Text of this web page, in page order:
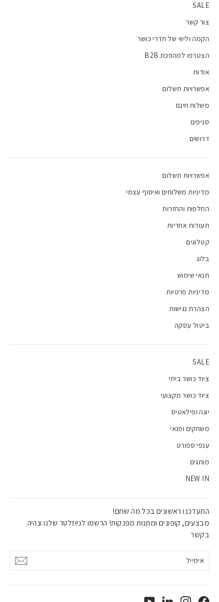
SALE
צור קשר
הקמה וליווי של חדרי כושר
הצטרפו למהפכת B2B
אודות
אפשרויות תשלום
משלוח חינם
סניפים
דרושים
אפשרויות תשלום
מדיניות משלוחים ואיסוף עצמי
החלפות והחזרות
תעודות אחריות
קטלוגים
בלוג
תנאי שימוש
מדיניות פרטיות
הצהרת נגישות
ביטול עסקה
SALE
ציוד כושר ביתי
ציוד כושר מקצועי
יוגה ופילאטיס
משחקים ופנאי
ענפי ספורט
מותגים
NEW IN
התעדכנו ראשונים בכל מה שחם!
מבצעים, קופונים ומתנות מפנקות! הרשמו לניוזלטר שלנו ונהיה
בקשר
אימייל